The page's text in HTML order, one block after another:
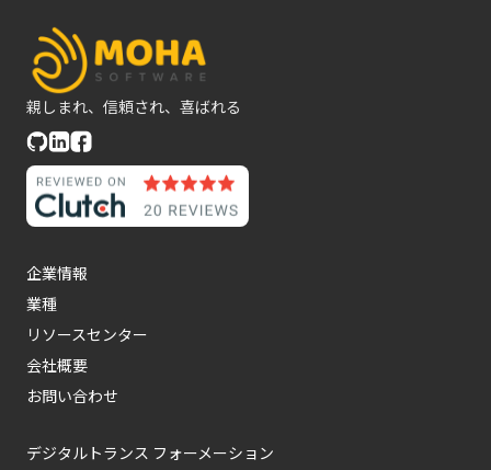
親しまれ、信頼され、喜ばれる
企業情報
業種
リソースセンター
会社概要
お問い合わせ
デジタルトランス フォーメーション